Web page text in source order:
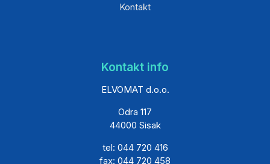
Kontakt
Kontakt info
ELVOMAT d.o.o.
Odra 117
44000 Sisak
tel: 044 720 416
fax: 044 720 458